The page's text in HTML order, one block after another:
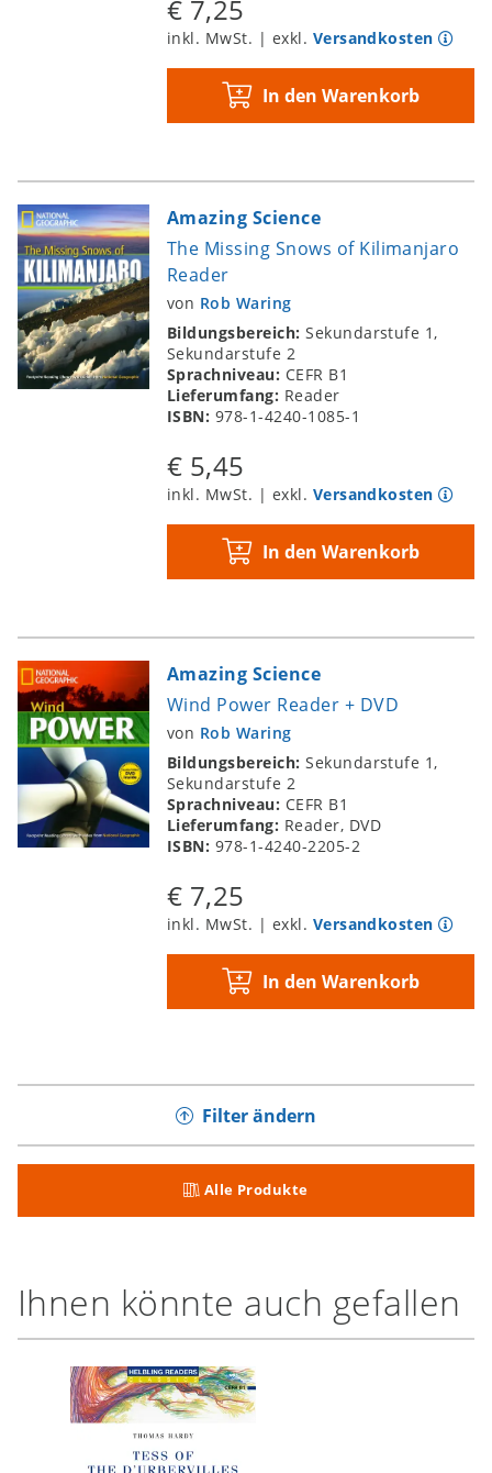
€ 7,25
inkl. MwSt. | exkl. Versandkosten
In den Warenkorb
Amazing Science
The Missing Snows of Kilimanjaro
Reader
von Rob Waring
Bildungsbereich:Sekundarstufe 1,
Sekundarstufe 2
Sprachniveau: CEFR B1
Lieferumfang: Reader
ISBN: 978-1-4240-1085-1
€ 5,45
inkl. MwSt. | exkl. Versandkosten
In den Warenkorb
Amazing Science
Wind Power Reader + DVD
von Rob Waring
Bildungsbereich:Sekundarstufe 1,
Sekundarstufe 2
Sprachniveau: CEFR B1
Lieferumfang: Reader, DVD
ISBN: 978-1-4240-2205-2
€ 7,25
inkl. MwSt. | exkl. Versandkosten
In den Warenkorb
Filter ändern
Alle Produkte
Ihnen könnte auch gefallen